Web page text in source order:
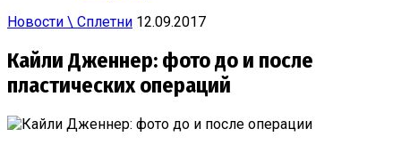
Новости \ Сплетни 12.09.2017
Кайли Дженнер: фото до и после
пластических операций